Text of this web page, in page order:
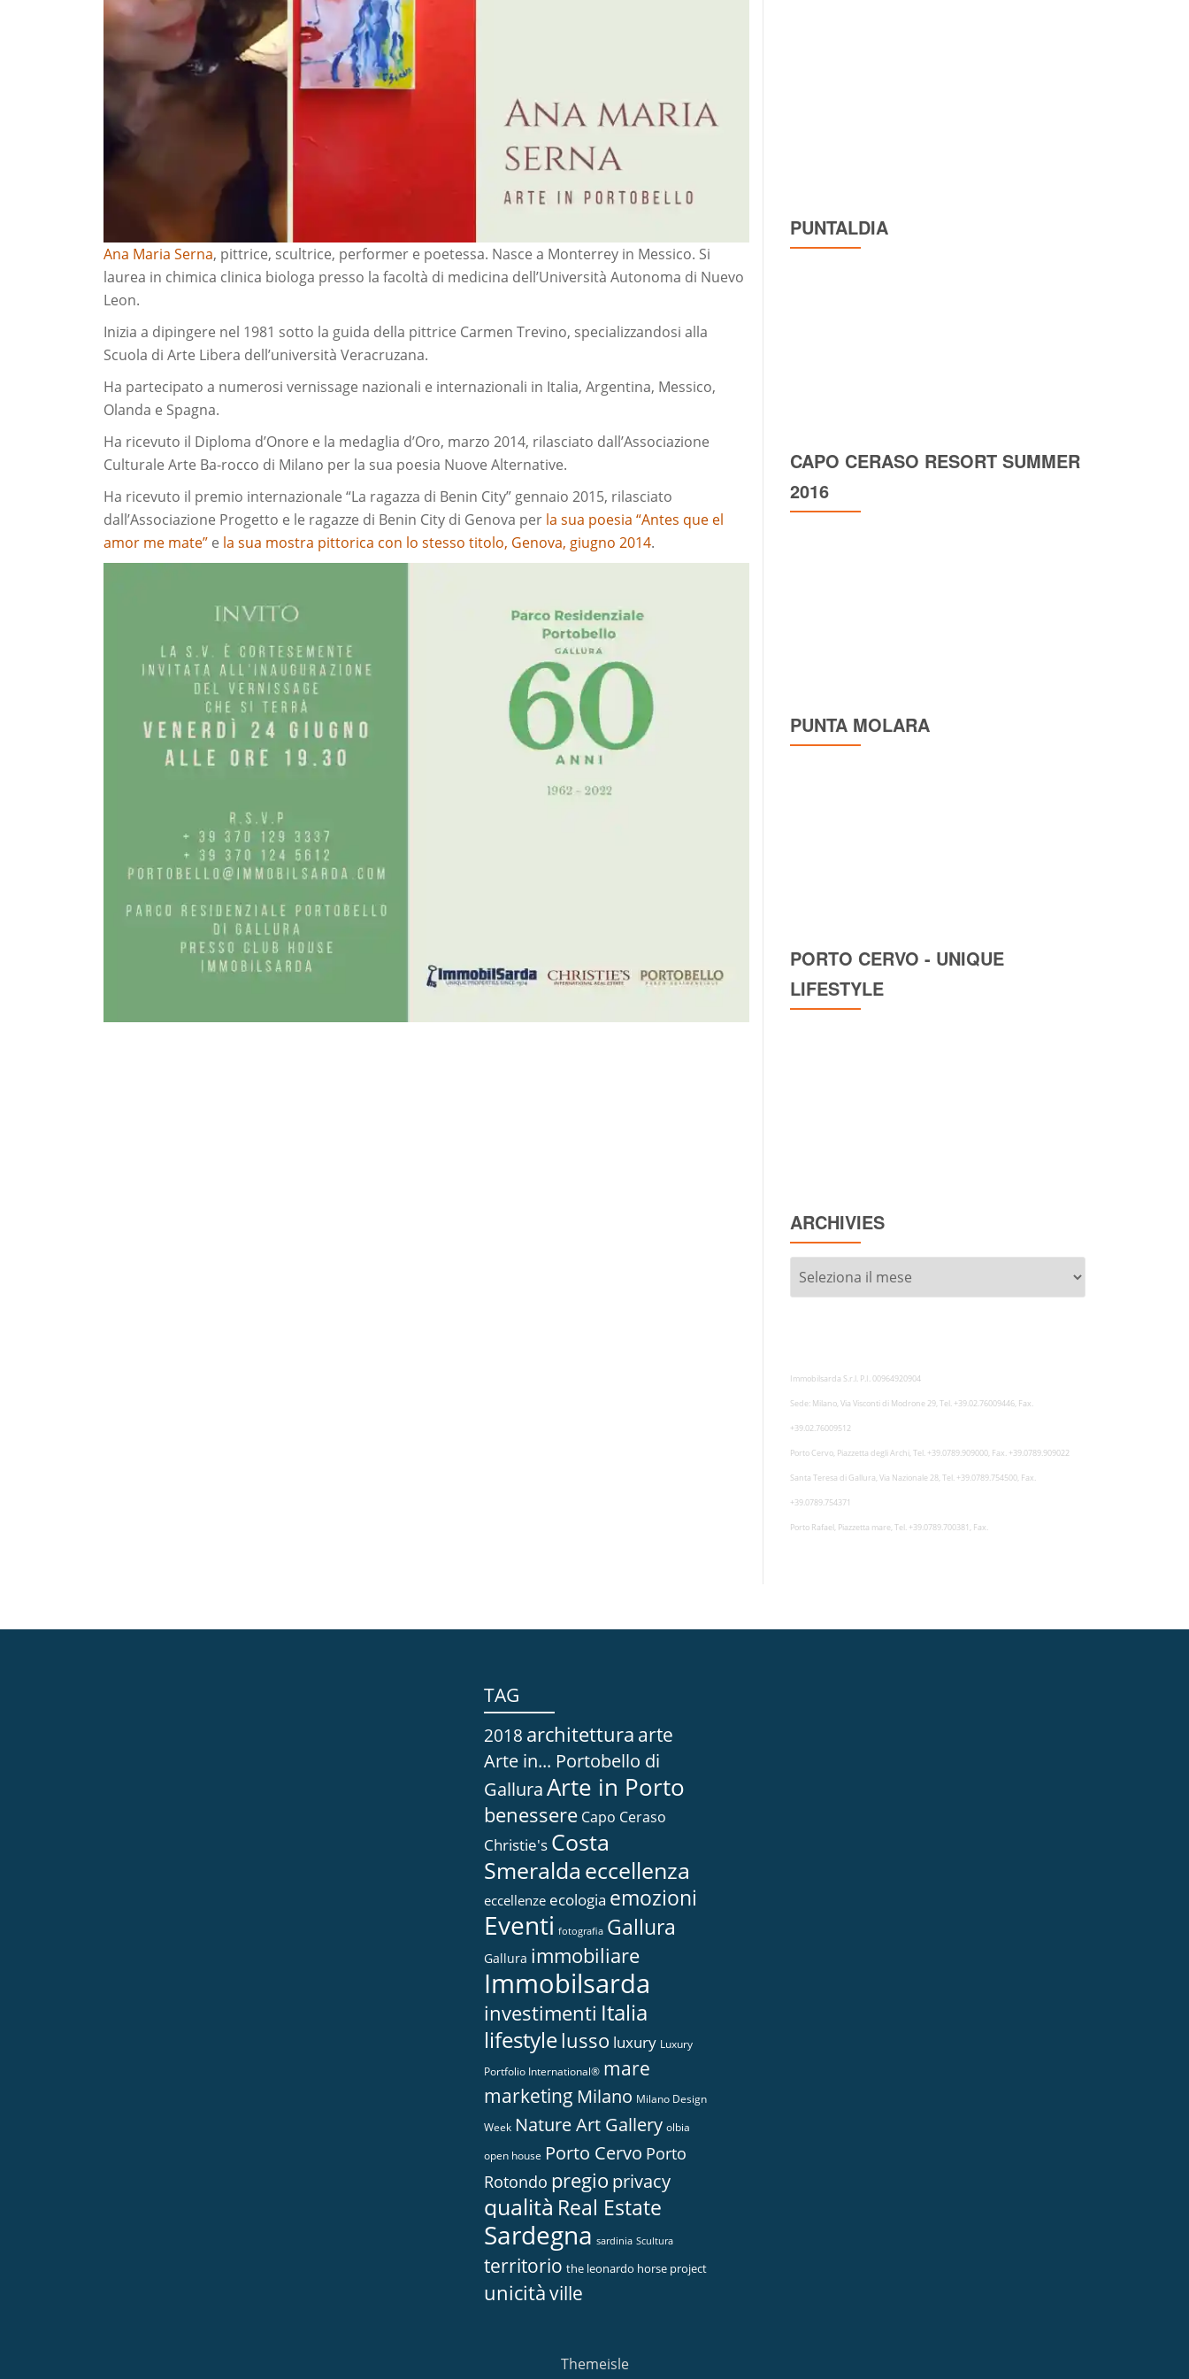
Ana Maria Serna, pittrice, scultrice, performer e poetessa. Nasce a Monterrey in Messico. Si
laurea in chimica clinica biologa presso la facoltà di medicina dell’Università Autonoma di Nuevo
Leon.
Inizia a dipingere nel 1981 sotto la guida della pittrice Carmen Trevino, specializzandosi alla
Scuola di Arte Libera dell’università Veracruzana.
Ha partecipato a numerosi vernissage nazionali e internazionali in Italia, Argentina, Messico,
Olanda e Spagna.
Ha ricevuto il Diploma d’Onore e la medaglia d’Oro, marzo 2014, rilasciato dall’Associazione
Culturale Arte Ba-rocco di Milano per la sua poesia Nuove Alternative.
Ha ricevuto il premio internazionale “La ragazza di Benin City” gennaio 2015, rilasciato
dall’Associazione Progetto e le ragazze di Benin City di Genova per la sua poesia “Antes que el
amor me mate” e la sua mostra pittorica con lo stesso titolo, Genova, giugno 2014.
PUNTALDIA
CAPO CERASO RESORT SUMMER
2016
PUNTA MOLARA
PORTO CERVO - UNIQUE
LIFESTYLE
ARCHIVIES
Archivies
Immobilsarda S.r.l. P.I. 00964920904
Sede: Milano, Via Visconti di Modrone 29, Tel. +39.02.76009446, Fax.
+39.02.76009512
Porto Cervo, Piazzetta degli Archi, Tel. +39.0789.909000, Fax. +39.0789.909022
Santa Teresa di Gallura, Via Nazionale 28, Tel. +39.0789.754500, Fax.
+39.0789.754371
Porto Rafael, Piazzetta mare, Tel. +39.0789.700381, Fax.
TAG
2018 architettura arte
Arte in... Portobello di
GalluraArte in Porto
benessere Capo Ceraso
Christie's Costa
Smeralda eccellenza
eccellenze ecologia emozioni
Eventi fotografia Gallura
Gallura immobiliare
Immobilsarda
investimenti Italia
lifestylelusso luxury Luxury
Portfolio International® mare
marketing Milano Milano Design
Week Nature Art Gallery olbia
open house Porto Cervo Porto
Rotondo pregio privacy
qualità Real Estate
Sardegna sardinia Scultura
territorio the leonardo horse project
unicitàville
Themeisle